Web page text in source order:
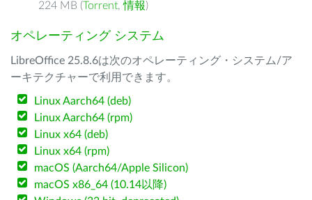
224 MB (Torrent,情報)
オペレーティング システム
LibreOffice 25.8.6は次のオペレーティング・システム/ア
ーキテクチャーで利用できます。
Linux Aarch64 (deb)
Linux Aarch64 (rpm)
Linux x64 (deb)
Linux x64 (rpm)
macOS (Aarch64/Apple Silicon)
macOS x86_64 (10.14以降)